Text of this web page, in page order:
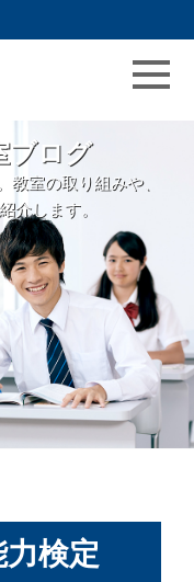
ブログ
教室の取り組みや、
介します。
力検定